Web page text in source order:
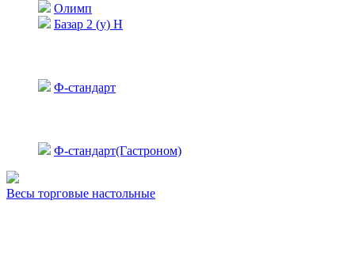
Олимп
Базар 2 (у) Н
Ф-стандарт
Ф-стандарт(Гастроном)
Весы торговые настольные